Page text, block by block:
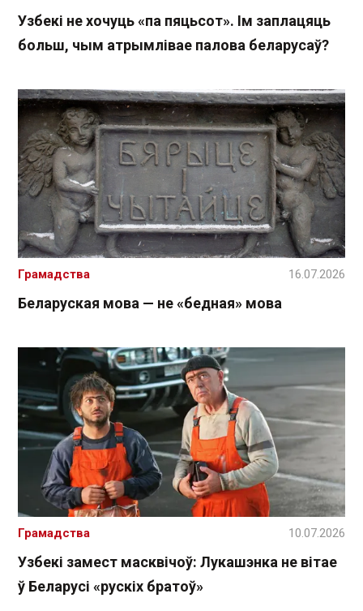
Узбекі не хочуць «па пяцьсот». Ім заплацяць
больш, чым атрымлівае палова беларусаў?
Беларуская мова — не «бедная» мова
Грамадства 16.07.2026
Узбекі замест масквічоў: Лукашэнка не вітае
ў Беларусі «рускіх братоў»
Грамадства 10.07.2026